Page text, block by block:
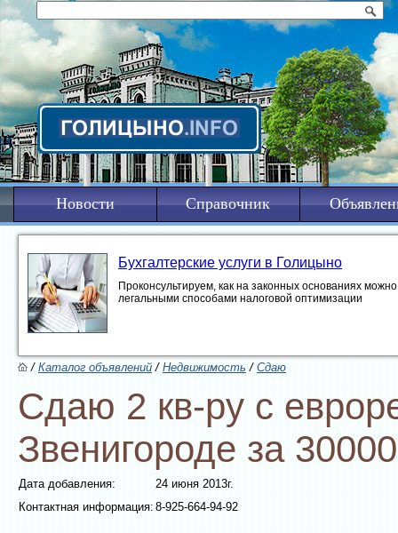
Новости Справочник
Бухгалтерские услуги в Голицыно
Проконсультируем, как на законных основаниях
легальными способами налоговой оптимизации
/Каталог объявлений/Недвижимость/Сдаю
Сдаю 2 кв-ру с
Звенигороде за
Дата добавления:
24 июня 2013г.
Контактная информация:8-925-664-94-92